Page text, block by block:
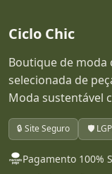
Ciclo Chic
Boutique de
selecionada de
Moda sustentável
🔒 Site Seguro 🛡️
Pagamento 100%